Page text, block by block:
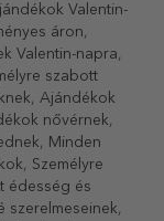
Valentin-
áron,
Valentin-napra,
szabott
, Ajándékok
nővérnek,
, Minden
, Személyre
édesség és
szerelmeseinek,